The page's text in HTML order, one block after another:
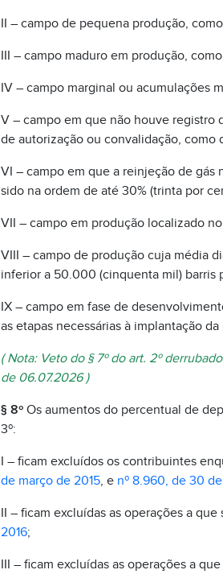
II – campo de pequena produção,
III – campo maduro em produção,
IV – campo marginal ou acumulações
V – campo em que não houve registro
de autorização ou convalidação, como
VI – campo em que a reinjeção de
sido na ordem de até 30% (trinta por
VII – campo em produção localizado
VIII – campo de produção cuja média
inferior a 50.000 (cinquenta mil) barris
IX – campo em fase de
as etapas necessárias à implantação
( Nota: Veto do § 7º do art. 2º
de 06.07.2026 )
§ 8ºOs aumentos do percentual de
3º:
I – ficam excluídos os contribuintes
de março de 2015, e nº 8.960, de 30
II – ficam excluídas as operações a
2016;
III – ficam excluídas as operações a